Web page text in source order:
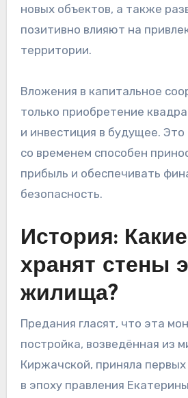
новых объектов, а также
позитивно влияют на
территории.
Вложения в капитальное
только приобретение
и инвестиция в будущее. Это
со временем способен
прибыль и обеспечивать
безопасность.
История:
хранят стены
жилища?
Предания гласят, что эта
постройка, возведённая из
Киржачской, приняла
в эпоху правления